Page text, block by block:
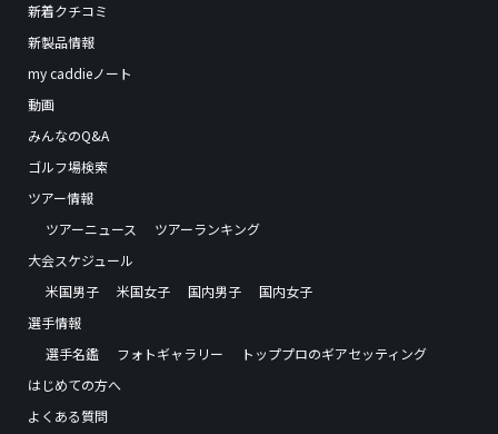
新着クチコミ
新製品情報
my caddieノート
動画
みんなのQ&A
ゴルフ場検索
ツアー情報
ツアーニュース
ツアーランキング
大会スケジュール
米国男子
米国女子 国内男子
国内女子
選手情報
選手名鑑
フォトギャラリー
トッププロのギアセッティング
はじめての方へ
よくある質問